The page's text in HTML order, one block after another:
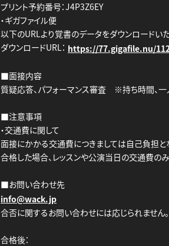
プリント予約番号：J4P3Z6EY
・ギガファイル便
以下のURLより覚書のデータをダウンロードい
ダウンロードURL： https://77.gigafile.nu/
■面接内容
質疑応答、パフォーマンス審査 ※持ち時間、
■注意事項
・交通費に関して
面接にかかる交通費につきましては自己負担と
合格した場合、レッスンや公演当日の交通費の
■お問い合わせ先
info@wack.jp
合否に関するお問い合わせには応じられません。
合格後：